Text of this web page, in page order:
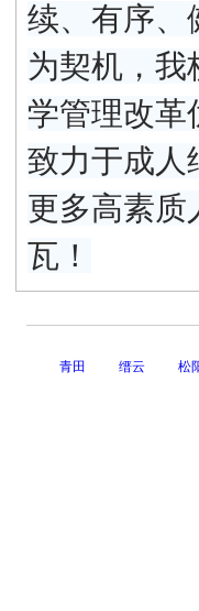
续、有序、
为契机，我
学管理改革
致力于成人
更多高素质
瓦！
青田 缙云 松